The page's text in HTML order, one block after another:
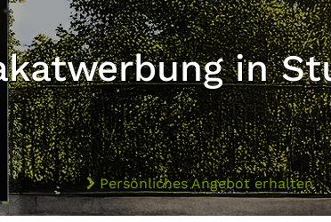
in
Persönliches Angebot erhalten